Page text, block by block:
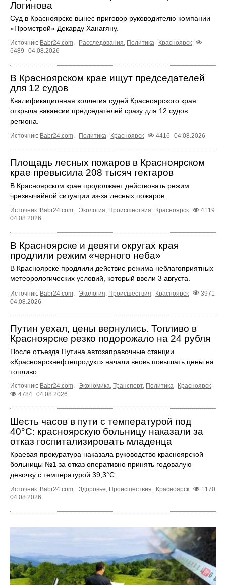
Логинова
Суд в Красноярске вынес приговор руководителю компании
«Промстрой» Декарду Ханагяну.
Источник: Babr24.com. Расследования, Политика
Красноярск
6489
04.08.2026
В Красноярском крае ищут председателей
для 12 судов
Квалификационная коллегия судей Красноярского края
открыла вакансии председателей сразу для 12 судов
региона.
Источник: Babr24.com. Политика Красноярск 4416 04.08.2026
Площадь лесных пожаров в Красноярском
крае превысила 208 тысяч гектаров
В Красноярском крае продолжает действовать режим
чрезвычайной ситуации из-за лесных пожаров.
Источник: Babr24.com. Экология, Происшествия Красноярск
4119
04.08.2026
В Красноярске и девяти округах края
продлили режим «черного неба»
В Красноярске продлили действие режима неблагоприятных
метеорологических условий, который ввели 3 августа.
Источник: Babr24.com Экология Происшествия Красноярск
3971
04.08.2026
Путин уехал, цены вернулись. Топливо в
Красноярске резко подорожало на 24 рубля
После отъезда Путина автозаправочные станции
«Красноярскнефтепродукт» начали вновь повышать цены на
топливо.
Источник: Babr24.com Экономика Транспорт, Политика
Красноярск
4784 04.08.2026
Шесть часов в пути с температурой под
40°C: красноярскую больницу наказали за
отказ госпитализировать младенца
Краевая прокуратура наказала руководство красноярской
больницы №1 за отказ оперативно принять годовалую
девочку с температурой 39,3°C.
Источник: Babr24.com Здоровье Происшествия Красноярск
1170
04.08.2026